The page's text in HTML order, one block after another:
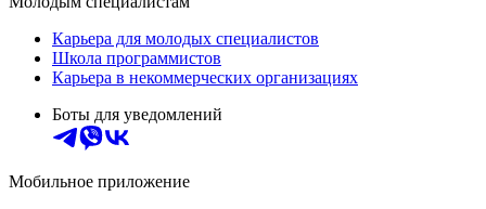
Карьера для молодых специалистов
Школа программистов
Карьера в некоммерческих организациях
Боты для уведомлений
Мобильное приложение